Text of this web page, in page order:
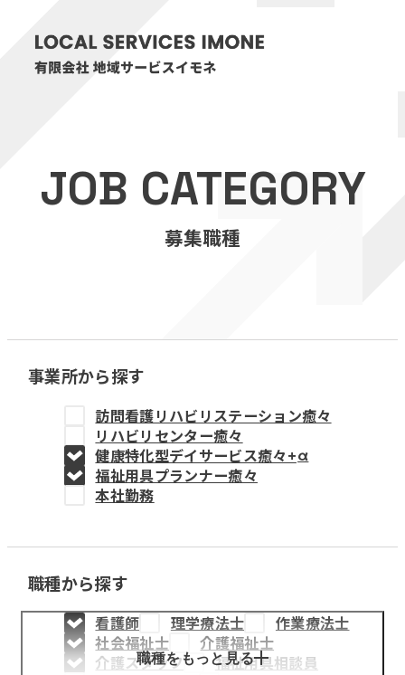
医療・介護事業
訪問看護リハビリステーション癒々
福祉用具プランナー癒々
教育事業
姫路中央こども園
姫路中央保育園
採用情報
医療・介護事業
募集職種
JOB CATEGORY
募集職種
事業所から探す
訪問看護リハビリステーション癒々
リハビリセンター癒々
健康特化型デイサービス癒々+α
福祉用具プランナー癒々
本社勤務
職種から探す
看護師 理学療法士
作業療法士
社会福祉士
介護福祉士
介護スタッフ
福祉用具相談員
職種をもっと見る